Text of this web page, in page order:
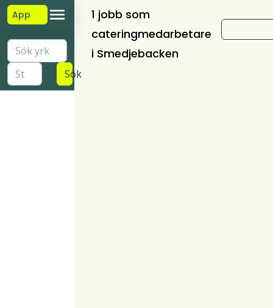
App
Sök
1 jobb som
cateringmedarbetare
i Smedjebacken